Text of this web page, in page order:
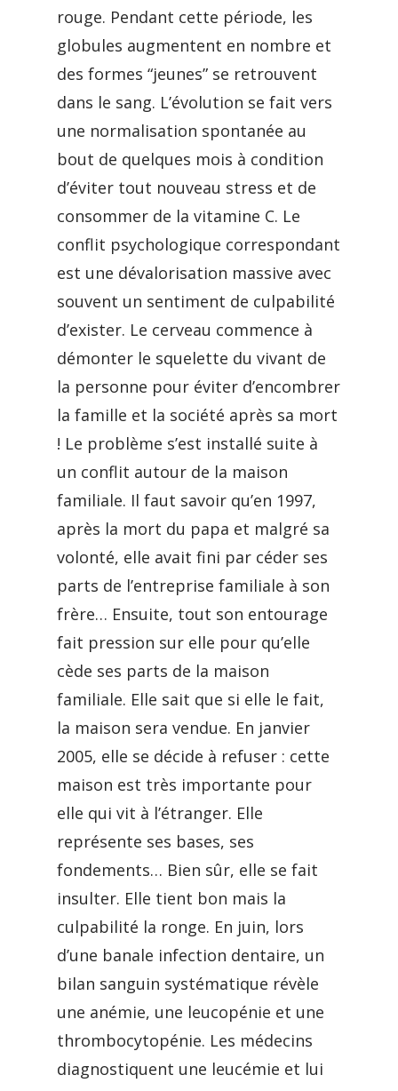
rouge. Pendant cette période, les
globules augmentent en nombre et
des formes “jeunes” se retrouvent
dans le sang. L’évolution se fait vers
une normalisation spontanée au
bout de quelques mois à condition
d’éviter tout nouveau stress et de
consommer de la vitamine C. Le
conflit psychologique correspondant
est une dévalorisation massive avec
souvent un sentiment de culpabilité
d’exister. Le cerveau commence à
démonter le squelette du vivant de
la personne pour éviter d’encombrer
la famille et la société après sa mort
! Le problème s’est installé suite à
un conflit autour de la maison
familiale. Il faut savoir qu’en 1997,
après la mort du papa et malgré sa
volonté, elle avait fini par céder ses
parts de l’entreprise familiale à son
frère… Ensuite, tout son entourage
fait pression sur elle pour qu’elle
cède ses parts de la maison
familiale. Elle sait que si elle le fait,
la maison sera vendue. En janvier
2005, elle se décide à refuser : cette
maison est très importante pour
elle qui vit à l’étranger. Elle
représente ses bases, ses
fondements… Bien sûr, elle se fait
insulter. Elle tient bon mais la
culpabilité la ronge. En juin, lors
d’une banale infection dentaire, un
bilan sanguin systématique révèle
une anémie, une leucopénie et une
thrombocytopénie. Les médecins
diagnostiquent une leucémie et lui